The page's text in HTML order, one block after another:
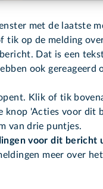
met de laatste
tik op de melding
Dat is een
ook gereageerd
Klik of tik
knop 'Acties voor dit
van drie puntjes.
voor dit bericht
meer over